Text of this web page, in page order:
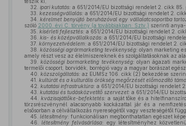
32. ipari kutatás: a 651/2014/EU bizottsági rendelet 2. cikk
33. kezességvállalás: a 651/2014/EU bizottsági rendelet 2.
34.
kérelmet benyújtó beruházóval egy vállalatcsoportba
szóló 2000. évi C. törvény (a továbbiakban: Sztv.) szerinti
35. kísérleti fejlesztés: a 651/2014/EU bizottsági rendelet 2.
36. kis- és középvállalkozás: a 651/2014/EU bizottsági
37. környezetvédelem: a 651/2014/EU bizottsági rendelet 2.
38. közösségi agrármarketing tevékenység: olyan marketing
amely részt vesz az élelmiszereknek és szolgáltatásoknak az
39.
közösségi bormarketing tevékenység: olyan ágazati
termelői csoport, borvidék, borrégió vagy a magyar borászat
40. közszolgáltatás: az EUMSz 106. cikk (2) bekezdése
41. kultúrát és a kulturális örökség megőrzését előmozdító
42. kutatási infrastruktúra: a 651/2014/EU bizottsági rendelet
43. kutatási és tudásközvetítő szervezet: a 651/2014/EU
44.
kvázisajáttőke-befektetés: a saját tőke és a
törzsrészvénynél alacsonyabb kockázattal jár és a
elsősorban a célvállalkozás nyereségétől vagy veszteségétől függ,
45. létesítmény: funkcionálisan megbonthatatlan egészet
46.
létesítmény felvásárlása: egy létesítményhez